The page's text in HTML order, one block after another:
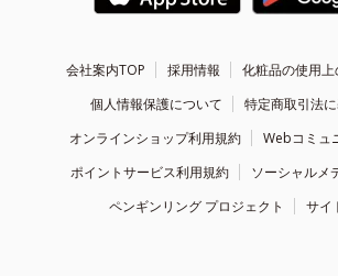
会社案内TOP 採用情報
化粧品の使用
個人情報保護について
特定商取引法
オンラインショップ利用規約
Webコミュ
ポイントサービス利用規約
ソーシャルメ
ペンギンリング プロジェクト
サイ